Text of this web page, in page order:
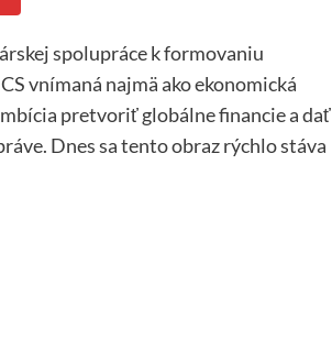
spolupráce k formovaniu
vnímaná najmä ako ekonomická
pretvoriť globálne financie a dať
Dnes sa tento obraz rýchlo stáva